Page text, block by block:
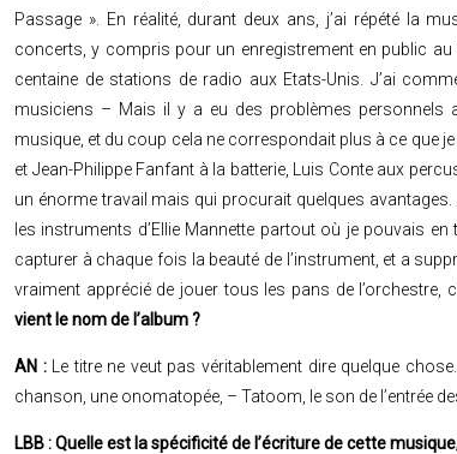
Passage ». En réalité, durant deux ans, j’ai répété la
concerts, y compris pour un enregistrement en public
centaine de stations de radio aux Etats-Unis. J’ai
musiciens – Mais il y a eu des problèmes personnels
musique, et du coup cela ne correspondait plus à ce que
et Jean-Philippe Fanfant à la batterie, Luis Conte aux
un énorme travail mais qui procurait quelques avantages.
les instruments d’Ellie Mannette partout où je pouvais
capturer à chaque fois la beauté de l’instrument, et a
vraiment apprécié de jouer tous les pans de l’orchestre,
vient le nom de l’album ?
AN :Le titre ne veut pas véritablement dire quelque
chanson, une onomatopée, – Tatoom, le son de l’entrée
LBB : Quelle est la spécificité de l’écriture de cette